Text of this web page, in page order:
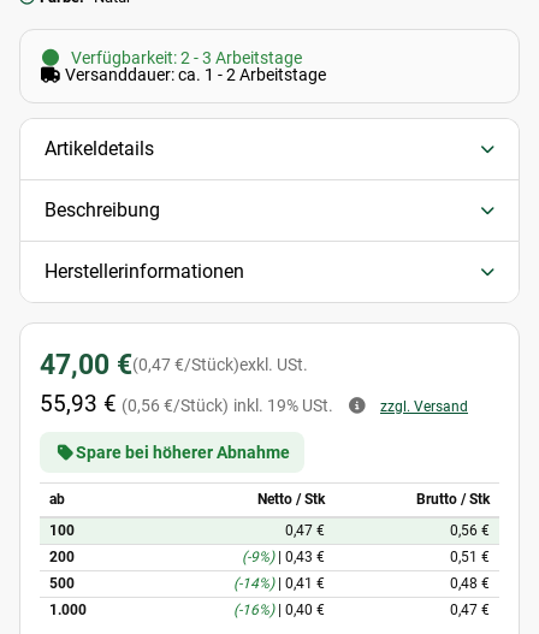
Verfügbarkeit: 2 - 3 Arbeitstage
Versanddauer: ca. 1 - 2 Arbeitstage
Artikeldetails
Beschreibung
Herstellerinformationen
47,00 €(0,47 €/Stück)exkl. USt.
55,93 € (0,56 €/Stück) inkl. 19% USt. zzgl. Versand
Spare bei höherer Abnahme
ab Netto / Stk
Brutto / Stk
100
0,47 €
0,56 €
200
(-9%) 0,43 €
0,51 €
500
(-14%) 0,41 €
0,48 €
1.000
(-16%) 0,40 € 0,47 €